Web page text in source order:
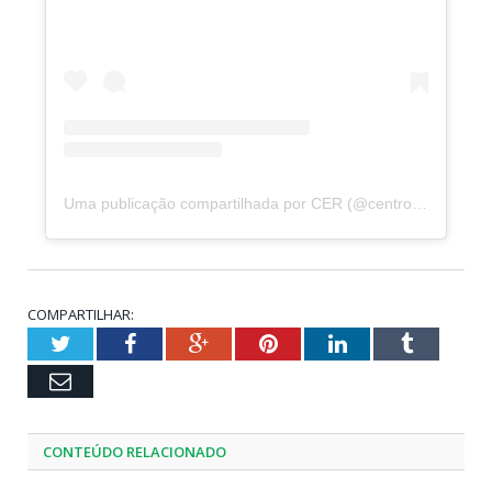
COMPARTILHAR:
TwitterFacebookGoogle+PinterestLinkedInTumblr
Email
CONTEÚDO RELACIONADO